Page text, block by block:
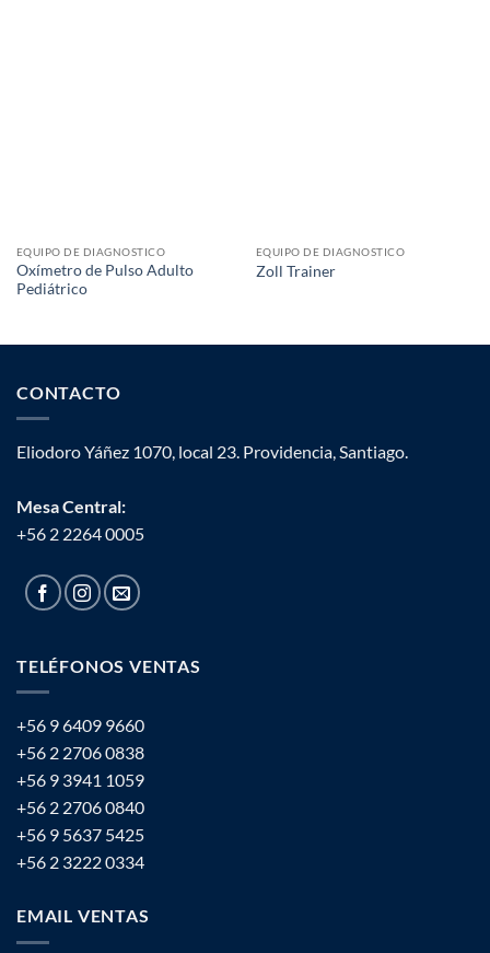
EQUIPO DE DIAGNOSTICO
Oxímetro de Pulso Adulto
Pediátrico
EQUIPO DE DIAGNOSTICO
Zoll Trainer
CONTACTO
Eliodoro Yáñez 1070, local 23. Providencia, Santiago.
Mesa Central:
+56 2 2264 0005
TELÉFONOS VENTAS
+56 9 6409 9660
+56 2 2706 0838
+56 9 3941 1059
+56 2 2706 0840
+56 9 5637 5425
+56 2 3222 0334
EMAIL VENTAS